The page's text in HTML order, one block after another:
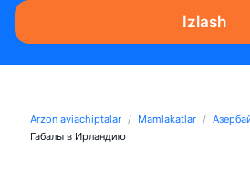
Izlash
Arzon aviachiptalar Mamlakatlar
Габалы в Ирландию